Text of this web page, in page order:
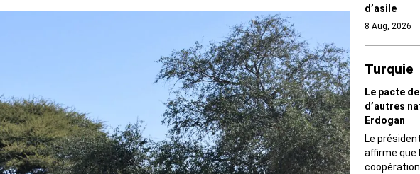
d’asile
8 Aug, 2026
Turquie
Le pacte
d’autres
Erdogan
Le
affirme que